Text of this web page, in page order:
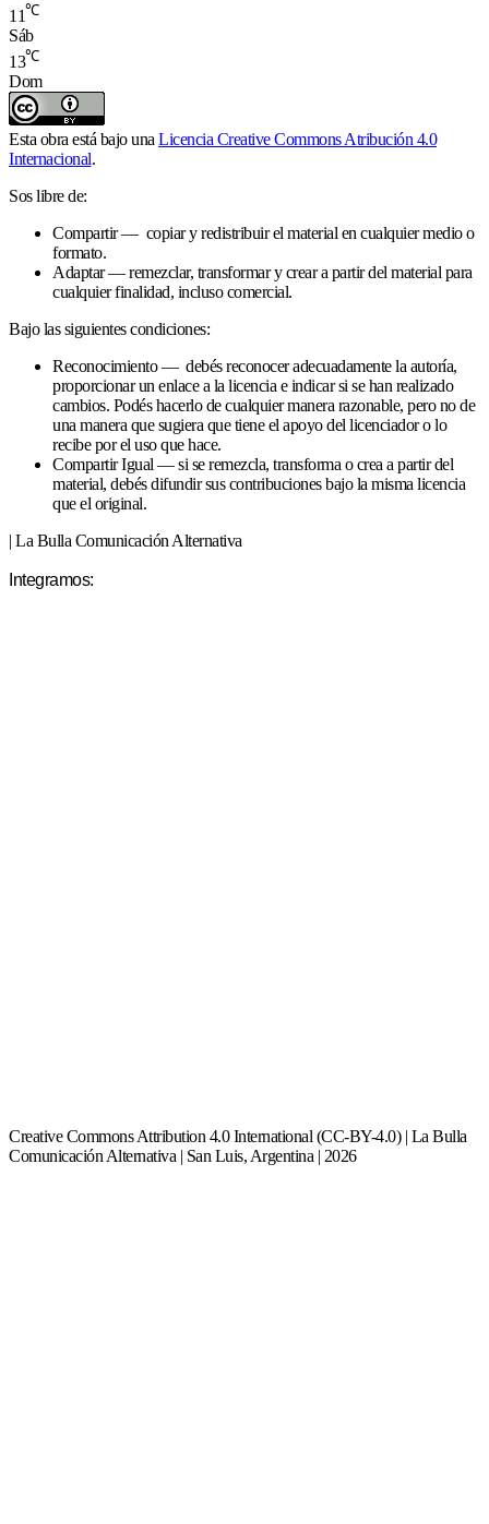
11℃
Sáb
13℃
Dom
Esta obra está bajo una Licencia Creative Commons Atribución 4.0
Internacional.
Sos libre de:
Compartir — copiar y redistribuir el material en cualquier medio o
formato.
Adaptar — remezclar, transformar y crear a partir del material para
cualquier finalidad, incluso comercial.
Bajo las siguientes condiciones:
Reconocimiento — debés reconocer adecuadamente la autoría,
proporcionar un enlace a la licencia e indicar si se han realizado
cambios. Podés hacerlo de cualquier manera razonable, pero no de
una manera que sugiera que tiene el apoyo del licenciador o lo
recibe por el uso que hace.
Compartir Igual — si se remezcla, transforma o crea a partir del
material, debés difundir sus contribuciones bajo la misma licencia
que el original.
| La Bulla Comunicación Alternativa
Integramos:
Creative Commons Attribution 4.0 International (CC-BY-4.0) | La Bulla
Comunicación Alternativa | San Luis, Argentina | 2026